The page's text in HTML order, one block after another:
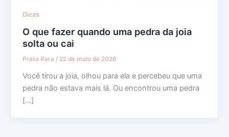
Dicas
O que fazer quando uma pedra da joia
solta ou cai
Prata Rara/ 22 de maio de 2026
Você tirou a joia, olhou para ela e percebeu que uma
pedra não estava mais lá. Ou encontrou uma pedra
[…]